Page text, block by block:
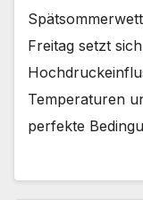
Freitag setzt
Temperaturen
perfekte